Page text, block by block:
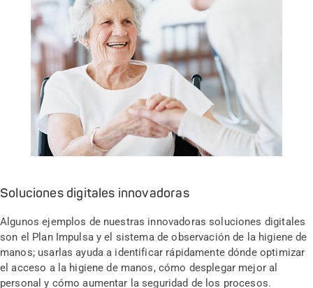
Soluciones digitales innovadoras
Algunos ejemplos de nuestras innovadoras soluciones digitales
son el Plan Impulsa y el sistema de observación de la higiene de
manos; usarlas ayuda a identificar rápidamente dónde optimizar
el acceso a la higiene de manos, cómo desplegar mejor al
personal y cómo aumentar la seguridad de los procesos.